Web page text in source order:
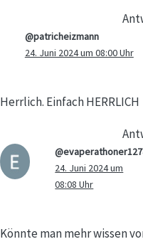
@patricheizmann
24. Juni 2024 um 08:00 Uhr
Herrlich. Einfach HERRLICH
24. Juni 2024 um
08:08 Uhr
Könnte man mehr wissen